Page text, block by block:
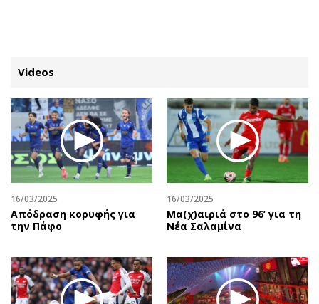
ΚΑΤΗΓΟΡΙΕΣ ΣΥΝΔΕΣΗ
Κύπρος
Παιδεία
Υγεία
Πολιτική
Βουλευτικές 2026
Προεδρικές 2023
Δημοσκοπήσεις
Απόψεις
Αρθρογραφία
The Hill
Υγεία
Αγγελίες
Πωλούνται
Ζητούν εργασία
Videos
16/03/2025
Απόδραση κορυφής για
την Πάφο
16/03/2025
Μα(χ)αιριά στο 96’ για τη
Νέα Σαλαμίνα